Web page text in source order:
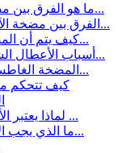
ما هو الفرق بين مضخة الطين العمودية ومضخة الطين...
الفرق بين مضخة الآبار العميقة ومضخة الصرف الصحي...
كيف يتم أن المضخة الغاطسة بئر عميق لا تزود الما...
أسباب الأعطال الشائعة واستكشاف الأخطاء وإصلاحها...
المضخة الغاطسة ذات الآبار العميقة عبارة عن اتصا...
كيف تتحكم
لماذا يعتبر الأداء المضاد للانسداد لمضخة الصرف ...
ما الذي يجب الانتباه إليه عند استخدام مضخة الصر...